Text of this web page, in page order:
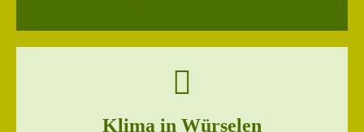
Klima in Würselen